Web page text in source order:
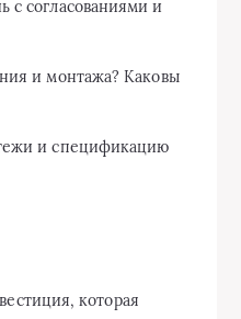
с согласованиями и
и монтажа? Каковы
и спецификацию
которая